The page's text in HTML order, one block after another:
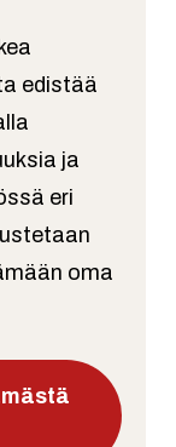
edistää
ja
eri
oma